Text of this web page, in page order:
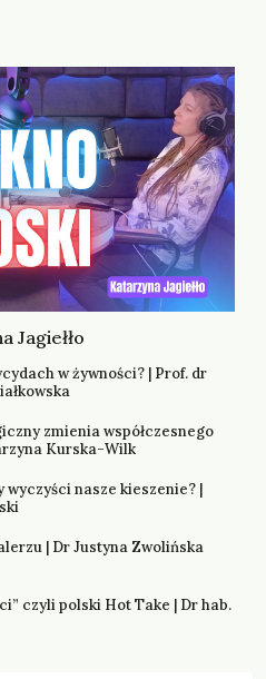
Jagiełło
w żywności? | Prof. dr
zmienia współczesnego
Kurska-Wilk
wyczyści nasze kieszenie? |
| Dr Justyna Zwolińska
czyli polski Hot Take | Dr hab.